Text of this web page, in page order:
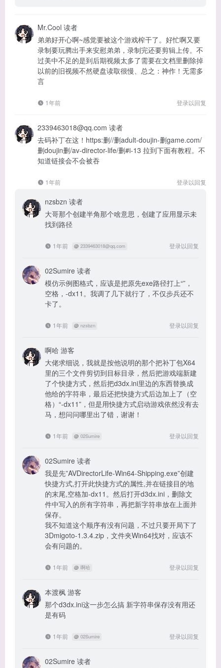
Mr.Cool 读者
弟弟好开心啊~感觉要被这个游戏榨干了。好忙啊又要
录制要玩腾出手来安慰弟弟，录制完还要剪辑上传。不
过美中不足的是到后期视频太多了需要在文档里删除掉
以前的旧视频不然硬盘读取很慢、总之：神作！无需多
言
1年前 登录以回复
2339463018@qq.com 读者
去码补丁在这！https:删//删adult-doujin-删game.com/
删doujin删/av-director-life/删#i-13 拉到下面有教程。不
知道链接会不会被吞
1年前 登录以回复
nzsbzn 读者
大哥那个创建半角那个啥意思，创建了应用显示未
找到路径
1年前 @ 2339463018@qq.com 登录以回复
02Sumire 读者
模仿示例图格式，应该是把原先exe路径打上“”，
空格，-dx11。我调了几下就行了，不仅步兵还不
卡了。
1年前 @ nzsbzn 登录以回复
啊哈 游客
大佬求细说，我就是按他说明的那个把补丁包X64
里的三个文件剪切到目标目录，然后把游戏端新建
了个快捷方式，然后把d3dx.ini里边的东西替换成
他给的字符串，最后还把快捷方式后边加上了（空
格）“-dx11”，但是用快捷方式启动游戏依然没有去
马，想问问哪里出了错，谢谢！
1年前 @ 02Sumire 登录以回复
02Sumire 读者
我是先”AVDirectorLife-Win64-Shipping.exe”创建
快捷方式,打开此快捷方式的属性,并在链接目的地
的末尾,空格加-dx11。然后打开d3dx.ini，删除文
件中写入的所有字符串，再把新字符串放在上面并
保存。
我不知道这个顺序有没有问题，不过只要开局下了
3Dmigoto-1.3.4.zip，文件夹Win64找对，应该不
会有问题的。
1年前 @ 啊哈 登录以回复
本渡枫 游客
那个d3dx.ini这一步怎么搞 新字符串保存没有用还
是有码
1年前 @ 02Sumire 登录以回复
02Sumire 读者